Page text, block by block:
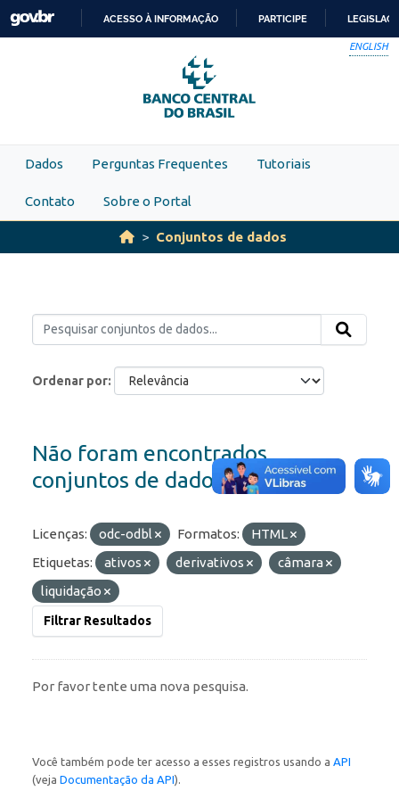
Skip to main content
PARA
O
CONTEÚDO
ACESSO À INFORMAÇÃO PARTICIPE
ENGLISH
Dados Perguntas Frequentes Tutoriais
Contato Sobre o Portal
Conjuntos de dados
Ordenar por
Não foram encontrados
conjuntos de dados
Licenças: odc-odbl Formatos:
HTML
Etiquetas:
ativos derivativos
câmara
liquidação
Filtrar Resultados
Por favor tente uma nova pesquisa.
Você também pode ter acesso a esses registros usando a API
(veja Documentação da API).